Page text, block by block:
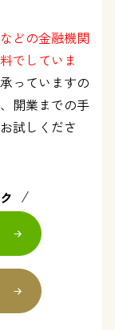
どの金融機関
でしていま
っていますの
開業までの手
試しくださ